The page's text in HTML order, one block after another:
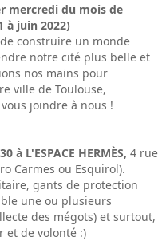
mercredi du mois de
à juin 2022)
construire un monde
notre cité plus belle et
nos mains pour
ville de Toulouse,
joindre à nous !
à L'ESPACE HERMÈS, 4 rue
Carmes ou Esquirol).
gants de protection
une ou plusieurs
des mégots) et surtout,
et de volonté :)